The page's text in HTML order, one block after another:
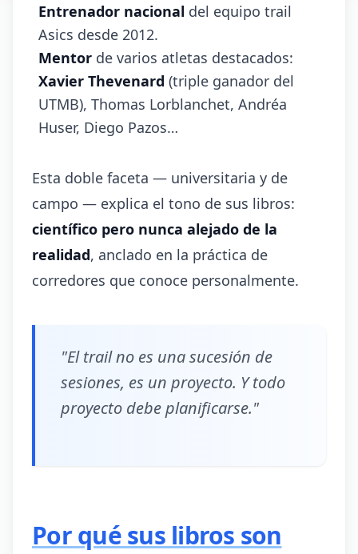
Entrenador nacional del equipo trail
Asics desde 2012.
Mentor de varios atletas destacados:
Xavier Thevenard (triple ganador del
UTMB), Thomas Lorblanchet, Andréa
Huser, Diego Pazos…
Esta doble faceta — universitaria y de
campo — explica el tono de sus libros:
científico pero nunca alejado de la
realidad, anclado en la práctica de
corredores que conoce personalmente.
"El trail no es una sucesión de
sesiones, es un proyecto. Y todo
proyecto debe planificarse."
Por qué sus libros son